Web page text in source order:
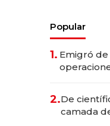
Popular
1. Emigró
2.De
camada